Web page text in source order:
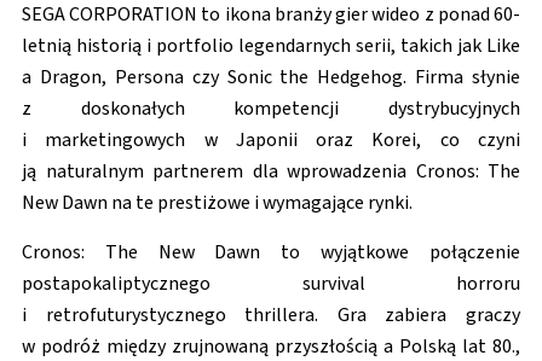
SEGA CORPORATION to ikona branży gier wideo z ponad 60-
letnią historią i portfolio legendarnych serii, takich jak Like
a Dragon, Persona czy Sonic the Hedgehog. Firma słynie
z doskonałych kompetencji dystrybucyjnych
i marketingowych w Japonii oraz Korei, co czyni
ją naturalnym partnerem dla wprowadzenia Cronos: The
New Dawn na te prestiżowe i wymagające rynki.
Cronos: The New Dawn to wyjątkowe połączenie
postapokaliptycznego survival horroru
i retrofuturystycznego thrillera. Gra zabiera graczy
w podróż między zrujnowaną przyszłością a Polską lat 80.,